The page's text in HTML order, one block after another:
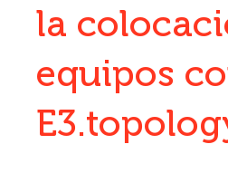
la
equipos